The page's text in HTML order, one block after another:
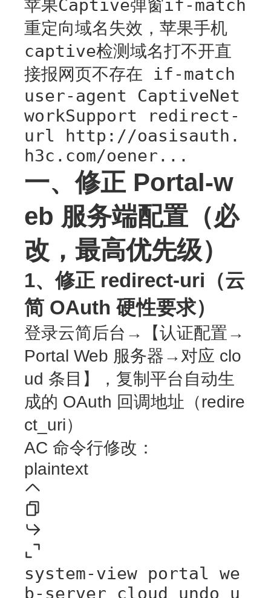
苹果Captive弹窗if-match
重定向域名失效，苹果手机
captive检测域名打不开直
接报网页不存在 if-match
user-agent CaptiveNet
workSupport redirect-
url http://oasisauth.
h3c.com/oener...
一、修正 Portal-w
eb 服务端配置（必
改，最高优先级）
1、修正 redirect-uri（云
简 OAuth 硬性要求）
登录云简后台→【认证配置→
Portal Web 服务器→对应 clo
ud 条目】， 复制平台自动生
成的 OAuth 回调地址（redire
ct_uri）
AC 命令行修改：
plaintext
system-view portal we
b-server cloud undo u